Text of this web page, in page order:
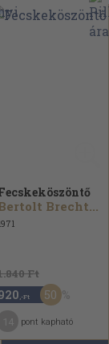
Brecht...
Ft
,-Ft 50
pont kapható